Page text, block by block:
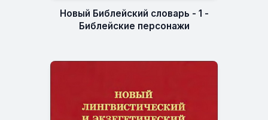
Новый Библейский словарь - 1 -
Библейские персонажи